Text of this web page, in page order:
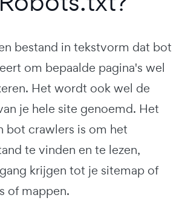
bestand in tekstvorm dat bot
om bepaalde pagina's wel
Het wordt ook wel de
je hele site genoemd. Het
bot crawlers is om het
te vinden en te lezen,
krijgen tot je sitemap of
of mappen.